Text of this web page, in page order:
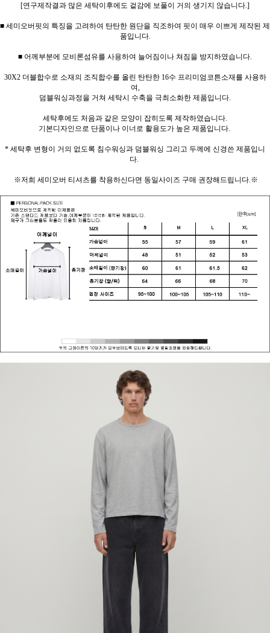
[연구제작결과 많은 세탁이후에도 겉감에 보풀이 거의 생기지 않습니다.]
■ 세미오버핏의 특징을 고려하여 탄탄한 원단을 직조하여 핏이 매우 이쁘게 제작된 제
품입니다.
■ 어께부분에 모비론섬유를 사용하여 늘어짐이나 쳐짐을 방지하였습니다.
30X2 더블합수로 소재의 조직합수를 올린 탄탄한 16수 프리미엄코튼소재를 사용하
여,
덤블워싱과정을 거쳐 세탁시 수축을 극최소화한 제품입니다.
세탁후에도 처음과 같은 모양이 잡히도록 제작하였습니다.
기본디자인으로 단품이나 이너로 활용도가 높은 제품입니다.
* 세탁후 변형이 거의 없도록 침수워싱과 덤블워싱 그리고 두께에 신경쓴 제품입니
다.
※저희 세미오버 티셔츠를 착용하신다면 동일사이즈 구매 권장해드립니다.※